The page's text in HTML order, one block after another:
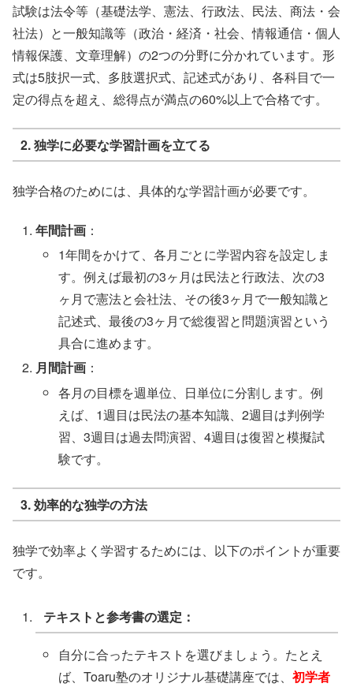
試験は法令等（基礎法学、憲法、行政法、民法、商法・会
社法）と一般知識等（政治・経済・社会、情報通信・個人
情報保護、文章理解）の2つの分野に分かれています。形
式は5肢択一式、多肢選択式、記述式があり、各科目で一
定の得点を超え、総得点が満点の60%以上で合格です。
2. 独学に必要な学習計画を立てる
独学合格のためには、具体的な学習計画が必要です。
年間計画 ：
1年間をかけて、各月ごとに学習内容を設定しま
す。例えば最初の3ヶ月は民法と行政法、次の3
ヶ月で憲法と会社法、その後3ヶ月で一般知識と
記述式、最後の3ヶ月で総復習と問題演習という
具合に進めます。
月間計画 ：
各月の目標を週単位、日単位に分割します。例
えば、1週目は民法の基本知識、2週目は判例学
習、3週目は過去問演習、4週目は復習と模擬試
験です。
3. 効率的な独学の方法
独学で効率よく学習するためには、以下のポイントが重要
です。
テキストと参考書の選定：
自分に合ったテキストを選びましょう。たとえ
ば、Toaru塾のオリジナル基礎講座では、初学者